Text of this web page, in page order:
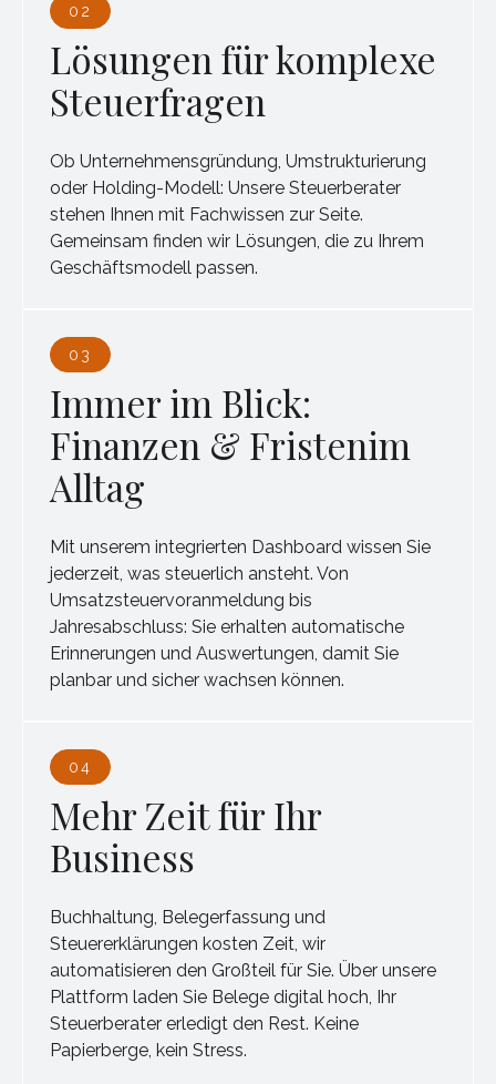
02
Lösungen für komplexe
Steuerfragen
Ob Unternehmensgründung, Umstrukturierung
oder Holding-Modell: Unsere Steuerberater
stehen Ihnen mit Fachwissen zur Seite.
Gemeinsam finden wir Lösungen, die zu Ihrem
Geschäftsmodell passen.
03
Immer im Blick:
Finanzen & Fristenim
Alltag
Mit unserem integrierten Dashboard wissen Sie
jederzeit, was steuerlich ansteht. Von
Umsatzsteuervoranmeldung bis
Jahresabschluss: Sie erhalten automatische
Erinnerungen und Auswertungen, damit Sie
planbar und sicher wachsen können.
04
Mehr Zeit für Ihr
Business
Buchhaltung, Belegerfassung und
Steuererklärungen kosten Zeit, wir
automatisieren den Großteil für Sie. Über unsere
Plattform laden Sie Belege digital hoch, Ihr
Steuerberater erledigt den Rest. Keine
Papierberge, kein Stress.